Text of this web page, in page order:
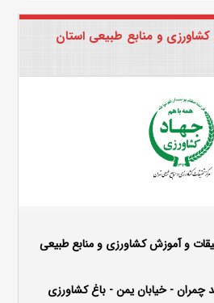
و منابع طبیعی استان
و آموزش کشاورزی و منابع طبیعی
چمران - خیابان یمن - باغ کشاورزی